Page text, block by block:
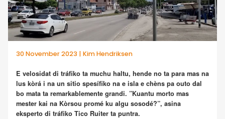
30 November 2023 | Kim Hendriksen
E velosidat di tráfiko ta muchu haltu, hende no ta para mas na
lus kòrá i na un sitio spesífiko na e isla e chèns pa outo dal
bo mata ta remarkablemente grandi. ”Kuantu morto mas
mester kai na Kòrsou promé ku algu sosodé?”, asina
eksperto di tráfiko Tico Ruiter ta puntra.